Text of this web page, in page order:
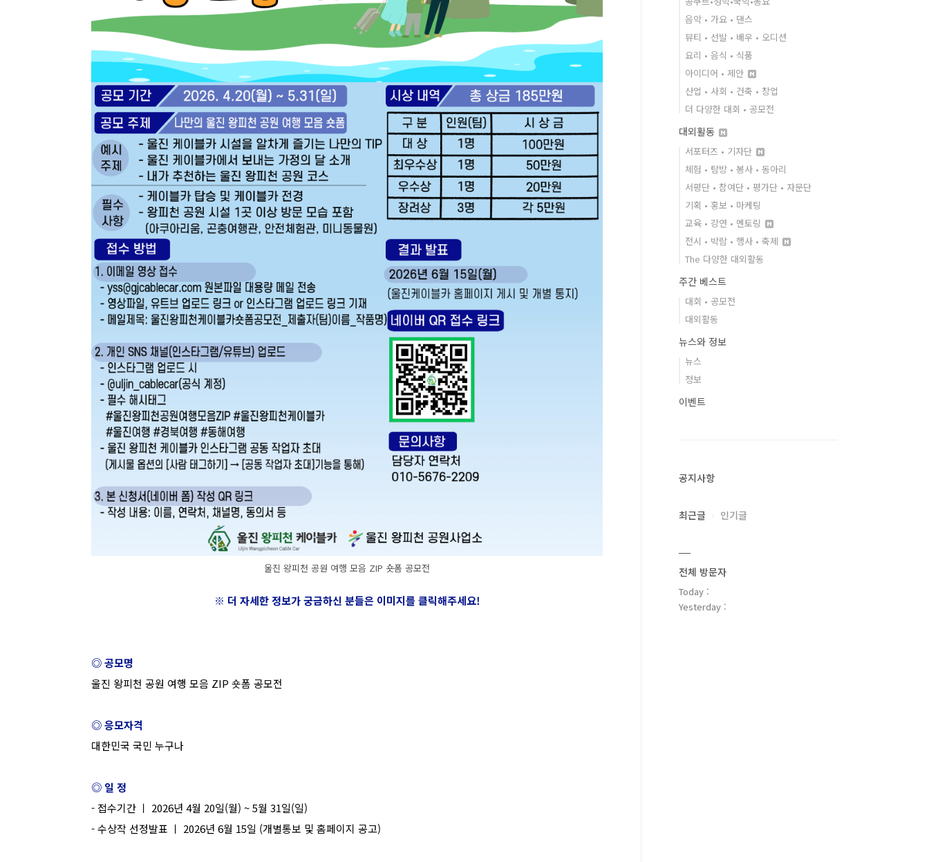
울진 왕피천 공원 여행 모음 ZIP 숏폼 공모전
※ 더 자세한 정보가 궁금하신 분들은 이미지를 클릭해주세요!
◎ 공모명
울진 왕피천 공원 여행 모음 ZIP 숏폼 공모전
◎ 응모자격
대한민국 국민 누구나
◎ 일 정
- 접수기간 ㅣ 2026년 4월 20일(월) ~ 5월 31일(일)
- 수상작 선정발표 ㅣ 2026년 6월 15일 (개별통보 및 홈페이지 공고)
음악 • 가요 • 댄스
뷰티 • 선발 • 배우 • 오디션
요리 • 음식 • 식품
아이디어 • 제안
산업 • 사회 • 건축 • 창업
더 다양한 대회 • 공모전
대외활동
서포터즈 • 기자단
체험 • 탐방 • 봉사 • 동아리
서평단 • 참여단 • 평가단 • 자문단
기획 • 홍보 • 마케팅
교육 • 강연 • 멘토링
전시 • 박람 • 행사 • 축제
The 다양한 대외활동
주간 베스트
대회 • 공모전
대외활동
뉴스와 정보
뉴스
정보
이벤트
공지사항
최근글 인기글
전체 방문자
Today :
Yesterday :